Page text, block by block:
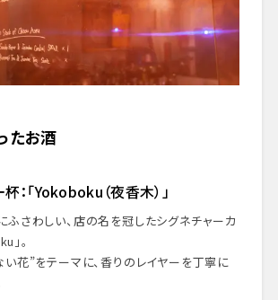
たお酒
：「Yokoboku（夜香木）」
ふさわしい、店の名を冠したシグネチャーカ
」。
花”をテーマに、香りのレイヤーを丁寧に